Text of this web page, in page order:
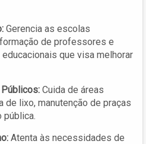
Gerencia as escolas
de professores e
que visa melhorar
Cuida de áreas
lixo, manutenção de praças
pública.
Atenta às necessidades de